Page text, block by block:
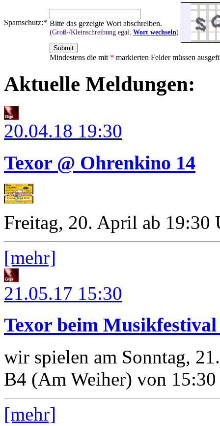
Spamschutz:* Bitte das gezeigte Wort abschreiben.
(Groß-/Kleinschreibung egal; Wort wechseln)
Mindestens die mit * markierten Felder müssen
Aktuelle Meldungen:
20.04.18 19:30
Texor @ Ohrenkino 14
Freitag, 20. April ab
[mehr]
21.05.17 15:30
Texor beim
wir spielen am Sonntag,
B4 (Am Weiher) von
[mehr]